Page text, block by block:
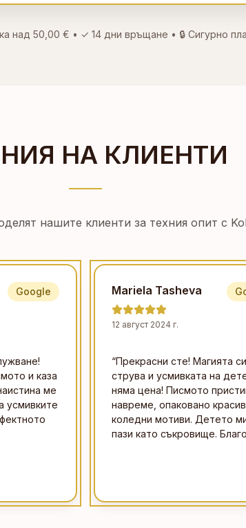
над 50,00 € • ✓ 14 дни връщане • 🔒 Сигурно
НА КЛИЕНТИ
нашите клиенти за техния опит с
Google
и каза
ме
усмивките
Mariela Tasheva
12 август 2024 г.
“Прекрасни сте! Магията си
струва и усмивката на
няма цена! Писмото
навреме, опаковано
коледни мотиви. Детето
пази като съкровище.